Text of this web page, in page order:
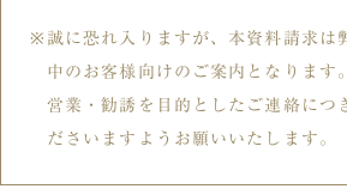
誠に恐れ入りますが、本資料請求は
中のお客様向けのご案内となります。
営業・勧誘を目的としたご連絡につ
ださいますようお願いいたします。